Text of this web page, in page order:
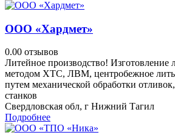
ООО «Хардмет»
0.00 отзывов
Литейное производство! Изготовление
методом ХТС, ЛВМ, центробежное
путем механической обработки
станков
Свердловская обл, г Нижний Тагил
Подробнее